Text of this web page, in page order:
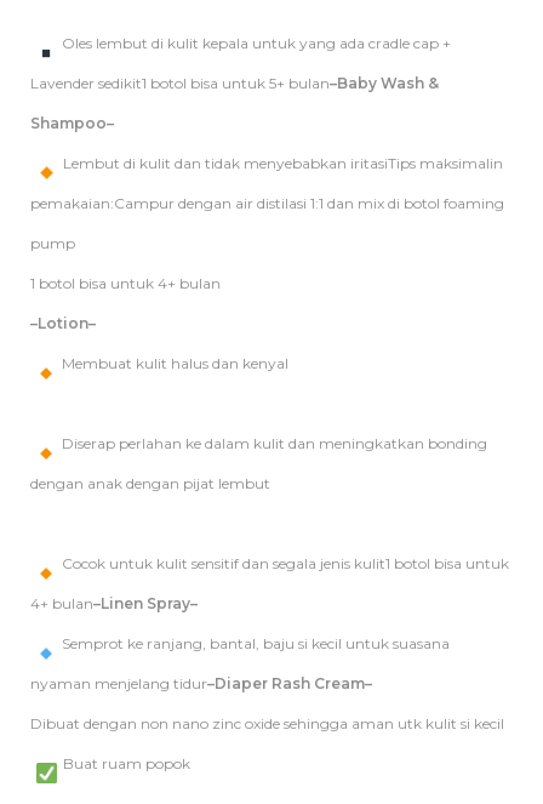
Oles lembut di kulit kepala untuk yang ada cradle cap +
Lavender sedikit1 botol bisa untuk 5+ bulan–Baby Wash &
Shampoo–
Lembut di kulit dan tidak menyebabkan iritasiTips maksimalin
pemakaian:Campur dengan air distilasi 1:1 dan mix di botol foaming
pump
1 botol bisa untuk 4+ bulan
–Lotion–
Membuat kulit halus dan kenyal
Diserap perlahan ke dalam kulit dan meningkatkan bonding
dengan anak dengan pijat lembut
Cocok untuk kulit sensitif dan segala jenis kulit1 botol bisa untuk
4+ bulan–Linen Spray–
Semprot ke ranjang, bantal, baju si kecil untuk suasana
nyaman menjelang tidur–Diaper Rash Cream–
Dibuat dengan non nano zinc oxide sehingga aman utk kulit si kecil
Buat ruam popok